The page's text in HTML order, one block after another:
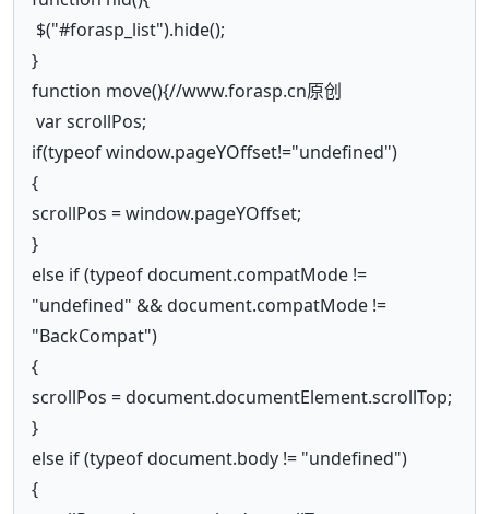
$("#forasp_list").hide();
}
function move(){//www.forasp.cn原创
var scrollPos;
if(typeof window.pageYOffset!="undefined")
{
scrollPos = window.pageYOffset;
}
else if (typeof document.compatMode !=
"undefined" && document.compatMode !=
"BackCompat")
{
scrollPos = document.documentElement.scrollTop;
}
else if (typeof document.body != "undefined")
{